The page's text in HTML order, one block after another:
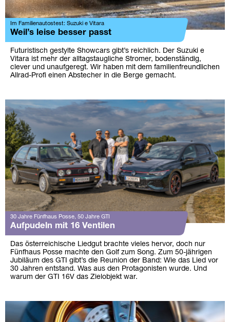
Im Familienautostest: Suzuki e Vitara
Weil’s leise besser passt
Futuristisch gestylte Showcars gibt’s reichlich. Der Suzuki e
Vitara ist mehr der alltagstaugliche Stromer, bodenständig,
clever und unaufgeregt. Wir haben mit dem familienfreundlichen
Allrad-Profi einen Abstecher in die Berge gemacht.
30 Jahre Fünfhaus Posse, 50 Jahre GTI
Aufpudeln mit 16 Ventilen
Das österreichische Liedgut brachte vieles hervor, doch nur
Fünfhaus Posse machte den Golf zum Song. Zum 50-jährigen
Jubiläum des GTI gibt’s die Reunion der Band: Wie das Lied vor
30 Jahren entstand. Was aus den Protagonisten wurde. Und
warum der GTI 16V das Zielobjekt war.